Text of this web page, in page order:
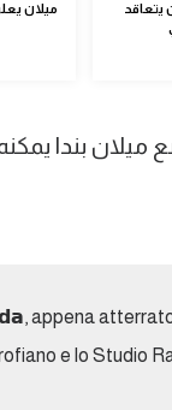
يتعاقد
ميلان
بندا
appena
e lo Studio